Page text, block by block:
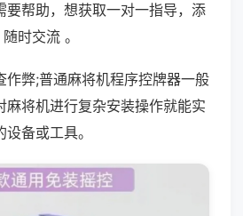
要帮助，想获取一对一指导，添
时交流 。
作弊;普通麻将机程序控牌器一般
麻将机进行复杂安装操作就能实
备或工具。